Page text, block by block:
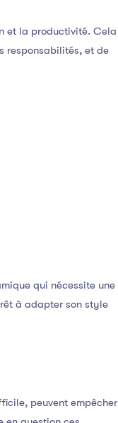
et la productivité. Cela
responsabilités, et de
qui nécessite une
à adapter son style
peuvent empêcher